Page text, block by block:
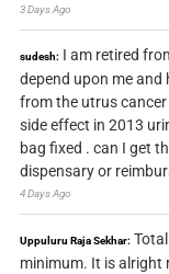
3 Days Ago
sudesh: I am retired
depend upon me and
from the utrus
side effect in 2013
bag fixed . can I get
dispensary or
4 Days Ago
Uppuluru Raja Sekhar:
minimum. It is alright